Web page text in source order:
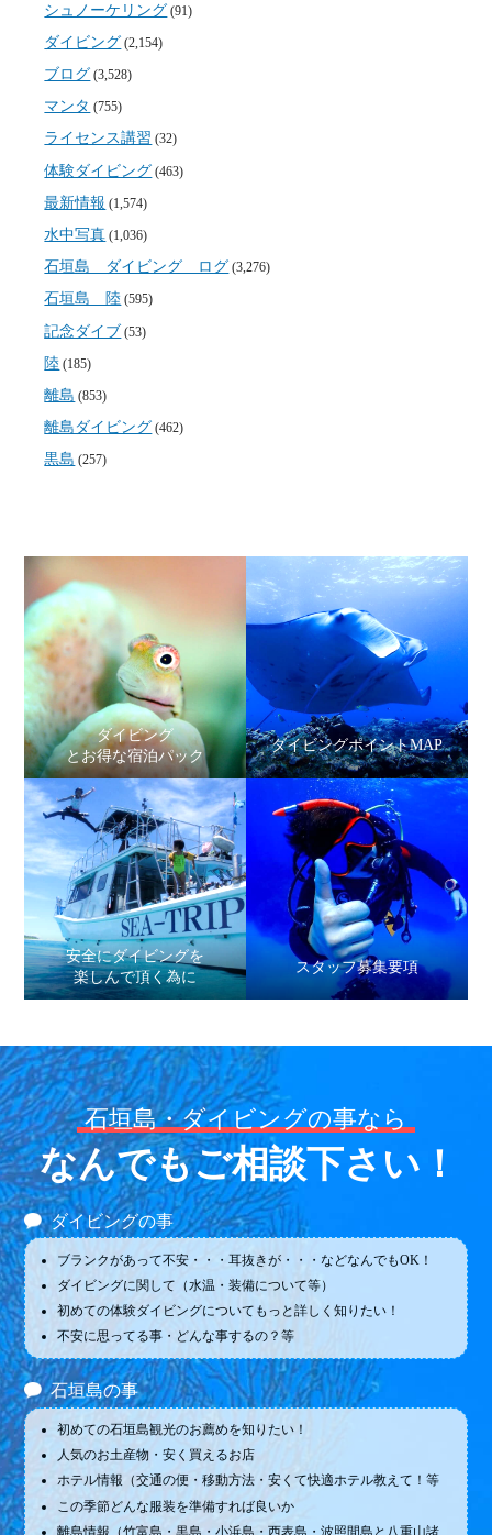
シュノーケリング (91)
ダイビング (2,154)
ブログ (3,528)
マンタ (755)
ライセンス講習 (32)
体験ダイビング (463)
最新情報 (1,574)
水中写真 (1,036)
石垣島 ダイビング ログ (3,276)
石垣島 陸 (595)
記念ダイブ (53)
陸 (185)
離島 (853)
離島ダイビング (462)
黒島 (257)
ダイビング
とお得な宿泊パック
ダイビングポイントMAP
安全にダイビングを
楽しんで頂く為に
スタッフ募集要項
石垣島・ダイビングの事なら
なんでもご相談下さい！
ダイビングの事
ブランクがあって不安・・・耳抜きが・・・などなんでもOK！
ダイビングに関して（水温・装備について等）
初めての体験ダイビングについてもっと詳しく知りたい！
不安に思ってる事・どんな事するの？等
石垣島の事
初めての石垣島観光のお薦めを知りたい！
人気のお土産物・安く買えるお店
ホテル情報（交通の便・移動方法・安くて快適ホテル教えて！等
この季節どんな服装を準備すれば良いか
離島情報（竹富島・黒島・小浜島・西表島・波照間島と八重山諸